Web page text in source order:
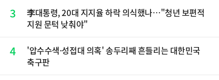
재점화, 김민석 "과반 승리 가능성 99%" 등
3
李대통령, 20대 지지율 하락 의식했나…"청년 보편적
지원 문턱 낮춰야"
4
'압수수색·성접대 의혹' 송두리째 흔들리는 대한민국
축구판